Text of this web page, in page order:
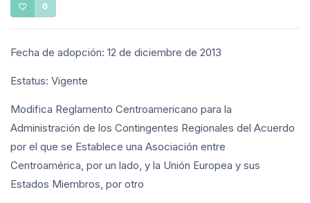
0
Fecha de adopción: 12 de diciembre de 2013
Estatus: Vigente
Modifica Reglamento Centroamericano para la
Administración de los Contingentes Regionales del Acuerdo
por el que se Establece una Asociación entre
Centroamérica, por un lado, y la Unión Europea y sus
Estados Miembros, por otro